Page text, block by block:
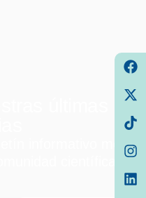
informativo mes